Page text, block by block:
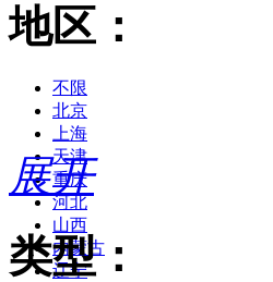
地区：
不限
北京
上海
天津
重庆
河北
山西
内蒙古
辽宁
展开
类型：